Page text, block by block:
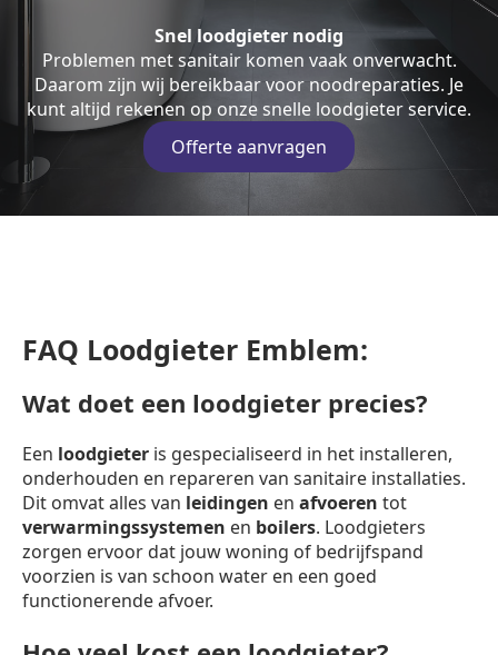
Snel loodgieter nodig
Problemen met sanitair komen vaak onverwacht.
Daarom zijn wij bereikbaar voor noodreparaties. Je
kunt altijd rekenen op onze snelle loodgieter service.
Offerte aanvragen
FAQ Loodgieter Emblem:
Wat doet een loodgieter precies?
Een loodgieter is gespecialiseerd in het installeren,
onderhouden en repareren van sanitaire installaties.
Dit omvat alles van leidingen en afvoeren tot
verwarmingssystemen en boilers. Loodgieters
zorgen ervoor dat jouw woning of bedrijfspand
voorzien is van schoon water en een goed
functionerende afvoer.